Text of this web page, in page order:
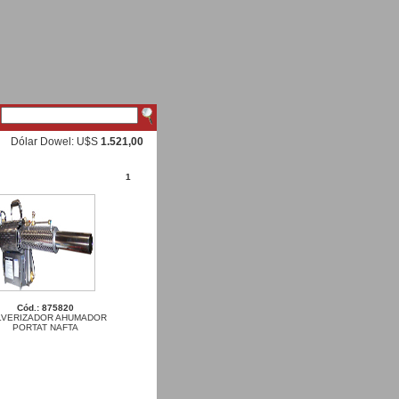
Dólar Dowel: U$S 1.521,00
1
Cód.: 875820
AHUMADOR
PORTAT NAFTA